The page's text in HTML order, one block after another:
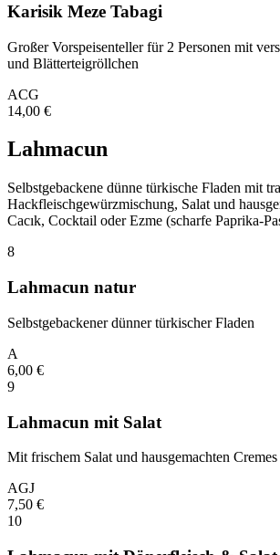
Karisik Meze Tabagi
Großer Vorspeisenteller für 2 Personen mit
und Blätterteigröllchen
ACG
14,00 €
Lahmacun
Selbstgebackene dünne türkische Fladen mit
Hackfleischgewürzmischung, Salat und
Cacık, Cocktail oder Ezme (scharfe Paprika-
8
Lahmacun natur
Selbstgebackener dünner türkischer Fladen
A
6,00 €
9
Lahmacun mit Salat
Mit frischem Salat und hausgemachten Cremes
AGJ
7,50 €
10